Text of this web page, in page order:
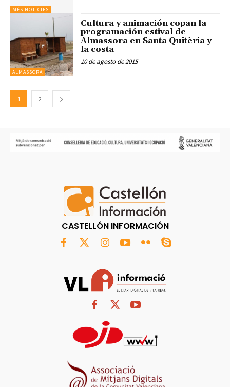
MÉS NOTÍCIES
ALMASSORA
Cultura y animación copan la
programación estival de
Almassora en Santa Quitèria y
la costa
10 de agosto de 2015
1 2
CASTELLÓN INFORMACIÓN